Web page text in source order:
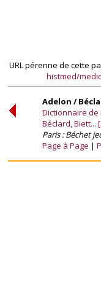
URL pérenne de cette
histmed/
Adelon /
Dictionnaire de
Béclard, Biett...
Paris : Béchet
Page à Page